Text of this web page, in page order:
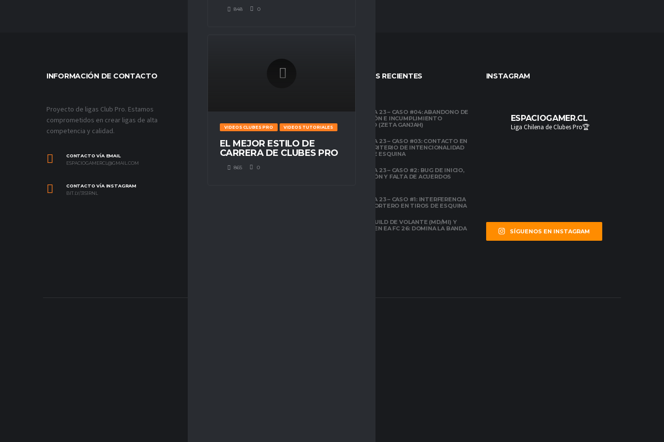
848 0
VIDEOS CLUBES PRO VIDEOS TUTORIALES
EL MEJOR ESTILO DE
CARRERA DE CLUBES PRO
865 0
INFORMACIÓN DE CONTACTO
Proyecto de ligas Club Pro. Estamos
comprometidos en crear ligas de alta
competencia y calidad.
CONTACTO VÍA EMAIL
ESPACIOGAMERCL@GMAIL.COM
CONTACTO VÍA INSTAGRAM
BIT.LY/31S1RNL
TUTORIALES
¿QUÉ ES CLUBES
PRO?
ENTRADAS RECIENTES
TEMPORADA 23 – CASO #04: ABANDONO DE
COMPETICIÓN E INCUMPLIMIENTO
ECONÓMICO (ZETA GANJAH)
TEMPORADA 23 – CASO #03: CONTACTO EN
EL ÁREA Y CRITERIO DE INTENCIONALIDAD
EN TIROS DE ESQUINA
TEMPORADA 23 – CASO #2: BUG DE INICIO,
DESCONEXIÓN Y FALTA DE ACUERDOS
TEMPORADA 23 – CASO #1: INTERFERENCIA
ILEGAL AL PORTERO EN TIROS DE ESQUINA
LA MEJOR BUILD DE VOLANTE (MD/MI) Y
CARRILERO EN EA FC 26: DOMINA LA BANDA
INSTAGRAM
ESPACIOGAMER.CL
Liga Chilena de Clubes Pro🏆
SÍGUENOS EN INSTAGRAM